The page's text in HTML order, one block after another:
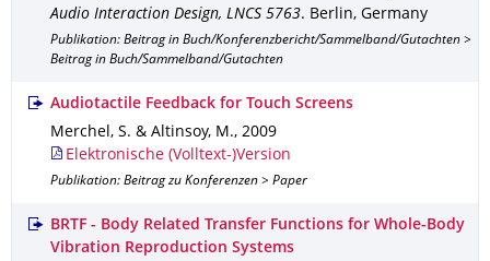
Audio Interaction Design, LNCS 5763. Berlin, Germany
Publikation: Beitrag in Buch/Konferenzbericht/Sammelband/Gutachten >
Beitrag in Buch/Sammelband/Gutachten
Audiotactile Feedback for Touch Screens
Merchel, S. & Altinsoy, M., 2009
Elektronische (Volltext-)Version
Publikation: Beitrag zu Konferenzen > Paper
BRTF - Body Related Transfer Functions for Whole-Body
Vibration Reproduction Systems